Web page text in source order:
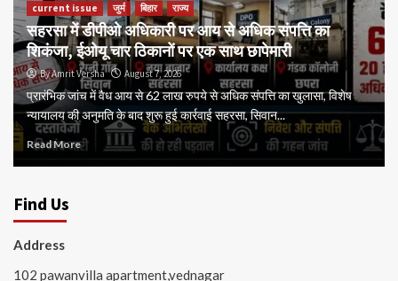
current issue जुर्म बिहार राज्य
सहरसा में डीपीओ अधिकारी पर आय से अधिक संपत्ति का
शिकंजा, ईओयू चार ठिकानों पर एक साथ छापेमारी
By Amrit Versha August 7, 2026
प्रारंभिक जांच में वैध आय से 62 लाख रुपये से अधिक संपत्ति का खुलासा, विशेष
न्यायालय की अनुमति के बाद शुरू हुई कार्रवाई सहरसा, सिवान...
Read More
Find Us
Address
102 pawanvilla apartment,vednagar